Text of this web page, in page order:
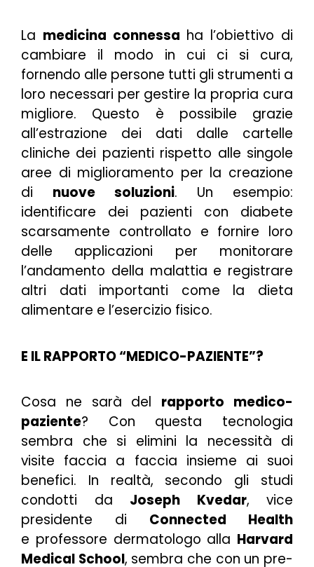
La medicina connessa ha l’obiettivo di
cambiare il modo in cui ci si cura,
fornendo alle persone tutti gli strumenti a
loro necessari per gestire la propria cura
migliore. Questo è possibile grazie
all’estrazione dei dati dalle cartelle
cliniche dei pazienti rispetto alle singole
aree di miglioramento per la creazione
di nuove soluzioni. Un esempio:
identificare dei pazienti con diabete
scarsamente controllato e fornire loro
delle applicazioni per monitorare
l’andamento della malattia e registrare
altri dati importanti come la dieta
alimentare e l’esercizio fisico.
E IL RAPPORTO “MEDICO-PAZIENTE”?
Cosa ne sarà del rapporto medico-
paziente? Con questa tecnologia
sembra che si elimini la necessità di
visite faccia a faccia insieme ai suoi
benefici. In realtà, secondo gli studi
condotti da Joseph Kvedar, vice
presidente di Connected Health
e professore dermatologo alla Harvard
Medical School, sembra che con un pre-